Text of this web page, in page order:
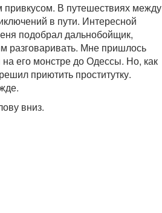
привкусом. В путешествиях между
в пути. Интересной
подобрал дальнобойщик,
разговаривать. Мне пришлось
его монстре до Одессы. Но, как
приютить проститутку.
вниз.